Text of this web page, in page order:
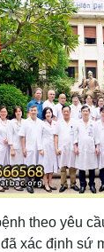
theo yêu
xác định sứ